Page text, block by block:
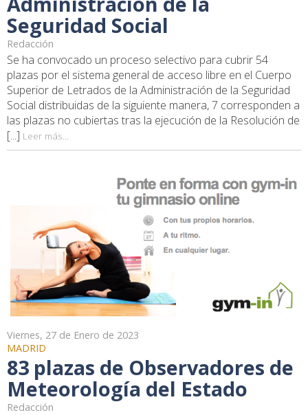
Seguridad Social
Redacción
Se ha convocado un proceso selectivo para cubrir 54
plazas por el sistema general de acceso libre en el Cuerpo
Superior de Letrados de la Administración de la Seguridad
Social distribuidas de la siguiente manera, 7 corresponden a
las plazas no cubiertas tras la ejecución de la Resolución de
[...] Leer más...
Viernes, 27 de Enero de 2023
MADRID
83 plazas de Observadores de
Meteorología del Estado
Redacción